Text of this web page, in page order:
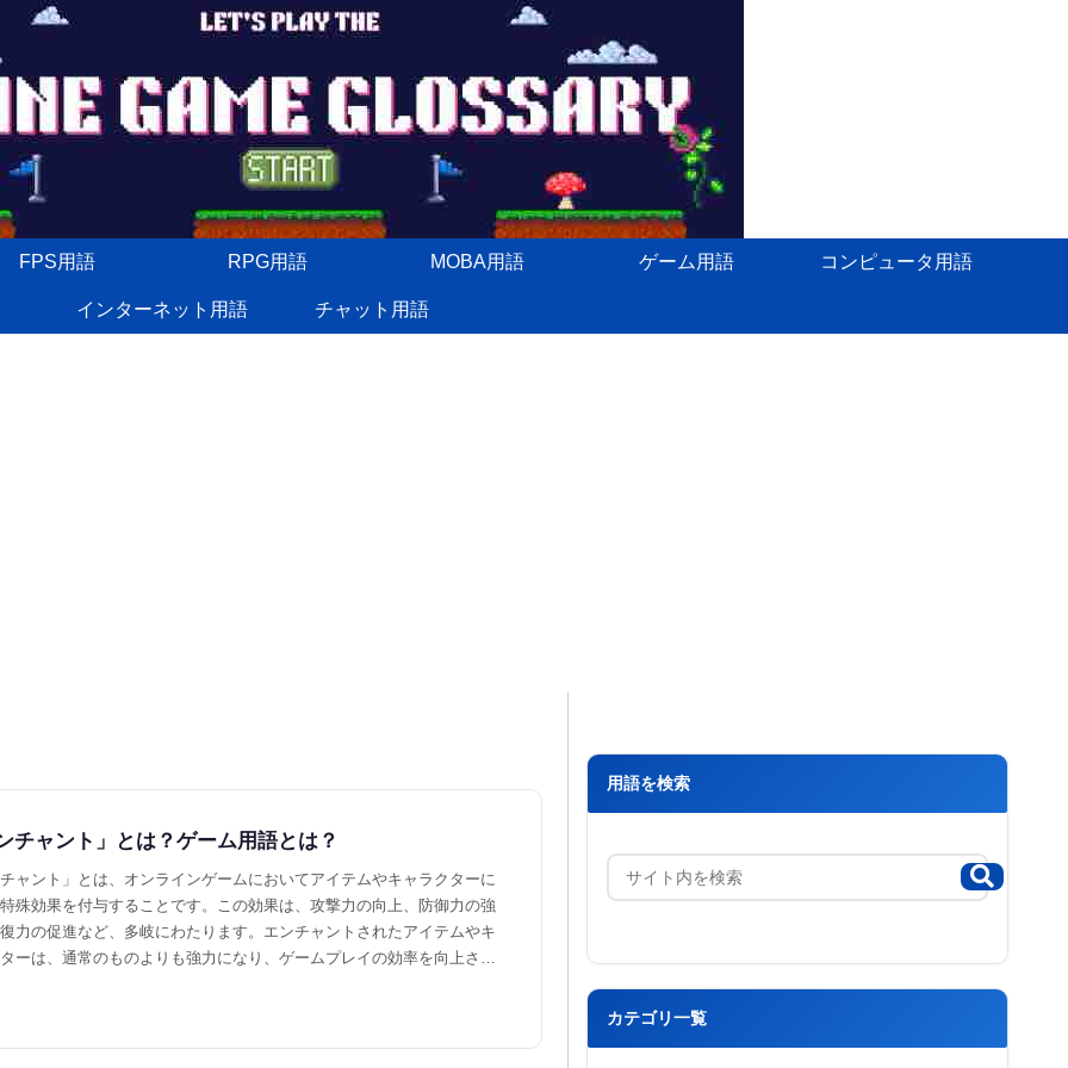
FPS用語 RPG用語 MOBA用語 ゲーム用語 コンピュータ用語
インターネット用語 チャット用語
チャント」とは？ゲーム用語とは？
ャント」とは、オンラインゲームにおいてアイテムやキャラクターに
殊効果を付与することです。この効果は、攻撃力の向上、防御力の強
力の促進など、多岐にわたります。エンチャントされたアイテムやキ
ーは、通常のものよりも強力になり、ゲームプレイの効率を向上させ
用語を検索
カテゴリ一覧